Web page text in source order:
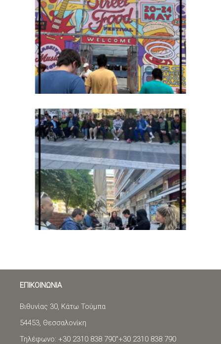
ΕΠΙΚΟΙΝΩΝΙΑ
Βιθυνίας 30, Κάτω Τούμπα
54453, Θεσσαλονίκη
Τηλέφωνο: +30 2310 838 790"+30 2310 838 790